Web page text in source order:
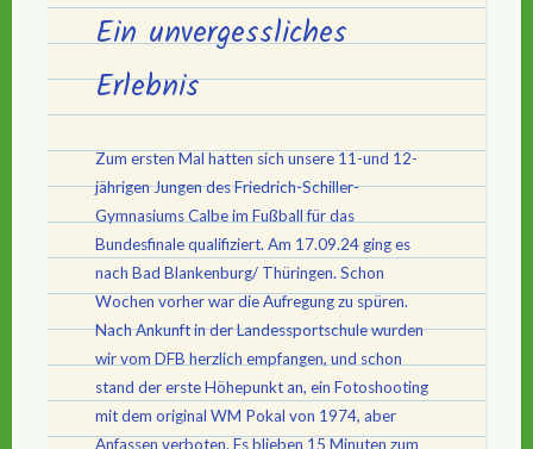
Ein unvergessliches
Erlebnis
Zum ersten Mal hatten sich unsere 11-und 12-
jährigen Jungen des Friedrich-Schiller-
Gymnasiums Calbe im Fußball für das
Bundesfinale qualifiziert. Am 17.09.24 ging es
nach Bad Blankenburg/ Thüringen. Schon
Wochen vorher war die Aufregung zu spüren.
Nach Ankunft in der Landessportschule wurden
wir vom DFB herzlich empfangen, und schon
stand der erste Höhepunkt an, ein Fotoshooting
mit dem original WM Pokal von 1974, aber
Anfassen verboten. Es blieben 15 Minuten zum